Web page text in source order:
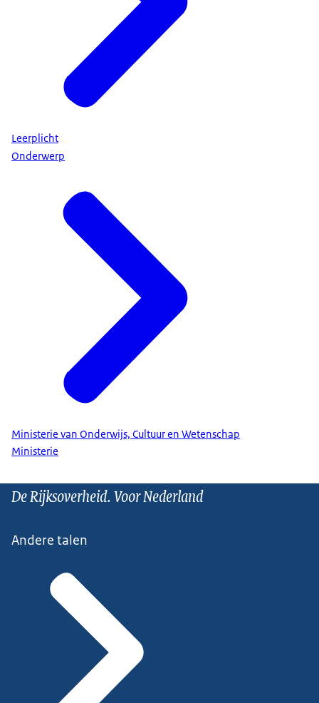
Leerplicht
Onderwerp
Ministerie van Onderwijs, Cultuur en Wetenschap
Ministerie
De Rijksoverheid. Voor Nederland
Andere talen